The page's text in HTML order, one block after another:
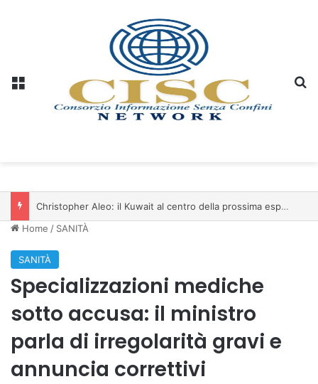
Christopher Aleo: il Kuwait al centro della prossima espansione di iSwiss Pay nel Golfo
Home / SANITÀ
SANITÀ
Specializzazioni mediche
sotto accusa: il ministro
parla di irregolarità gravi e
annuncia correttivi